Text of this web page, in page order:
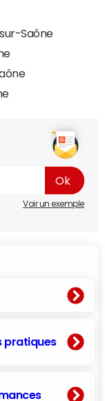
Saône
Voir un exemple
pratiques